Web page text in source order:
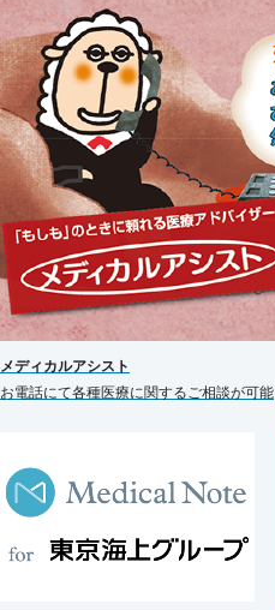
メディカルアシスト
お電話にて各種医療に関するご相談が可能